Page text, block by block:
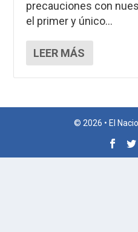
precauciones con
el primer y único...
LEER MÁS
© 2026 • El